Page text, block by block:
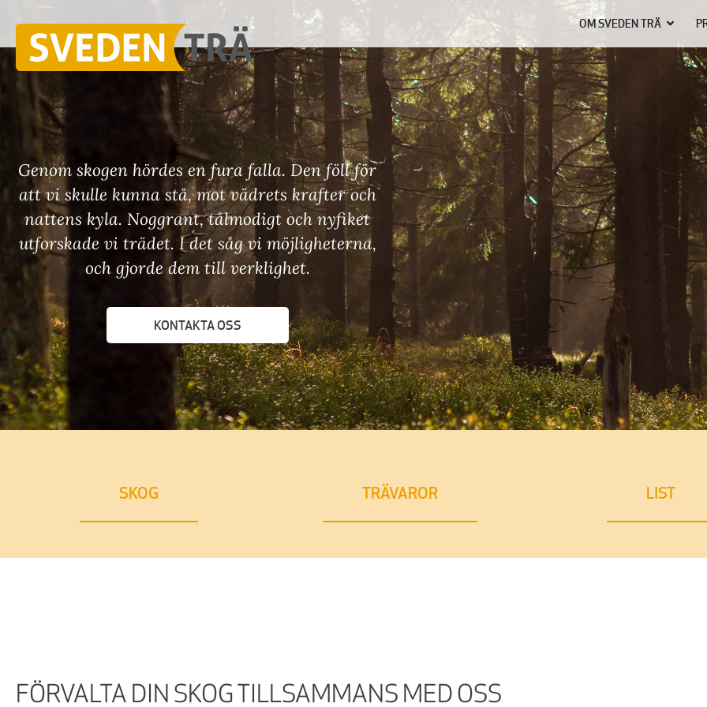
OM SVEDEN TRÄ
Genom skogen hördes en fura falla. Den föll för
att vi skulle kunna stå, mot vädrets krafter och
nattens kyla. Noggrant, tålmodigt och nyfiket
utforskade vi trädet. I det såg vi möjligheterna,
och gjorde dem till verklighet.
KONTAKTA OSS
SKOG TRÄVAROR LIST
FÖRVALTA DIN SKOG TILLSAMMANS MED OSS